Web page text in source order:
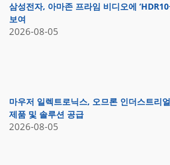
삼성전자, 아마존 프라임 비디오에
보여
2026-08-05
마우저 일렉트로닉스, 오므론 인더스트리
제품 및 솔루션 공급
2026-08-05